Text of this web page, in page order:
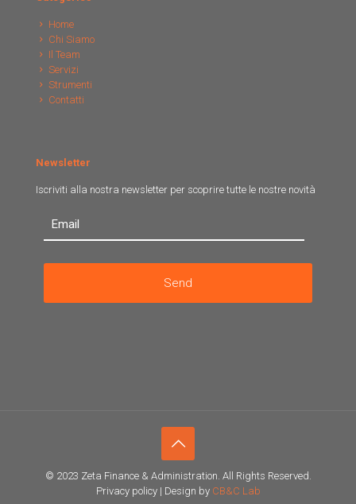
Home
Chi Siamo
Il Team
Servizi
Strumenti
Contatti
Newsletter
Iscriviti alla nostra newsletter per scoprire tutte le nostre novità
© 2023 Zeta Finance & Administration. All Rights Reserved.
Privacy policy | Design by CB&C Lab